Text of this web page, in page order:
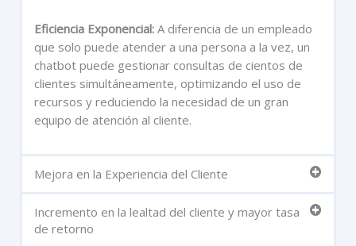
Eficiencia Exponencial: A diferencia de un empleado
que solo puede atender a una persona a la vez, un
chatbot puede gestionar consultas de cientos de
clientes simultáneamente, optimizando el uso de
recursos y reduciendo la necesidad de un gran
equipo de atención al cliente.
Mejora en la Experiencia del Cliente
Incremento en la lealtad del cliente y mayor tasa
de retorno